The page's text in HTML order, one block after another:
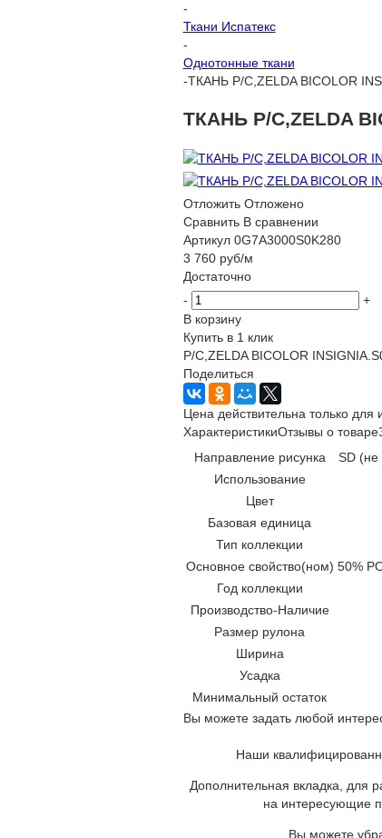
-
Ткани Испатекс
-
Однотонные ткани
-ТКАНЬ P/C,ZELDA BICOLOR
ТКАНЬ P/C,ZELDA
Отложить Отложено
Сравнить В сравнении
Артикул 0G7A3000S0K280
3 760руб/м
Достаточно
-
+
В корзину
Купить в 1 клик
P/C,ZELDA BICOLOR
Поделиться
Цена действительна только для
ХарактеристикиОтзывы о товаре
Направление рисунка
SD (не
Использование
Цвет
Базовая единица
Тип коллекции
Основное свойство(ном) 50%
Год коллекции
Производство-Наличие
Размер рулона
Ширина
Усадка
Минимальный остаток
Вы можете задать любой
Наши
Дополнительная вкладка, для
на интересующие
Вы можете